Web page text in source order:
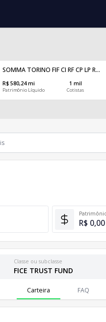
SOMMA TORINO FIF CI RF CP LP R...
R$ 580,24 mi
Patrimônio Líquido
1 mil
Cotistas
R$ 0,00
Classe ou subclasse
FICE TRUST FUND
Carteira FAQ